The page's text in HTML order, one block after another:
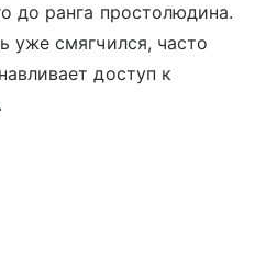
до ранга простолюдина.
уже смягчился, часто
доступ к